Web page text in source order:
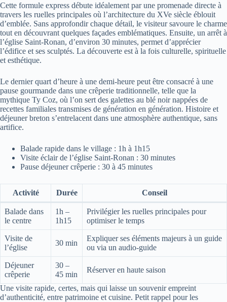
Cette formule express débute idéalement par une promenade directe à
travers les ruelles principales où l’architecture du XVe siècle éblouit
d’emblée. Sans approfondir chaque détail, le visiteur savoure le charme
tout en découvrant quelques façades emblématiques. Ensuite, un arrêt à
l’église Saint-Ronan, d’environ 30 minutes, permet d’apprécier
l’édifice et ses sculptés. La découverte est à la fois culturelle, spirituelle
et esthétique.
Le dernier quart d’heure à une demi-heure peut être consacré à une
pause gourmande dans une crêperie traditionnelle, telle que la
mythique Ty Coz, où l’on sert des galettes au blé noir nappées de
recettes familiales transmises de génération en génération. Histoire et
déjeuner breton s’entrelacent dans une atmosphère authentique, sans
artifice.
Balade rapide dans le village : 1h à 1h15
Visite éclair de l’église Saint-Ronan : 30 minutes
Pause déjeuner crêperie : 30 à 45 minutes
Activité Durée Conseil
Balade dans
le centre
1h –
1h15
Privilégier les ruelles principales pour
optimiser le temps
Visite de
l’église
30 min
Expliquer ses éléments majeurs à un guide
ou via un audio-guide
Déjeuner
crêperie
30 –
45 min
Réserver en haute saison
Une visite rapide, certes, mais qui laisse un souvenir empreint
d’authenticité, entre patrimoine et cuisine. Petit rappel pour les